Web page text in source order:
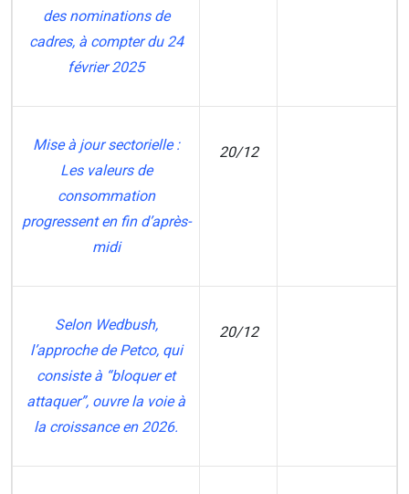
des nominations de
cadres, à compter du 24
février 2025
Mise à jour sectorielle :
Les valeurs de
consommation
progressent en fin d’après-
midi
20/12
Selon Wedbush,
l’approche de Petco, qui
consiste à “bloquer et
attaquer”, ouvre la voie à
la croissance en 2026.
20/12